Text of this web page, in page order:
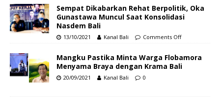
Sempat Dikabarkan Rehat Berpolitik, Oka
Gunastawa Muncul Saat Konsolidasi
Nasdem Bali
13/10/2021 Kanal Bali Comments Off
Mangku Pastika Minta Warga Flobamora
Menyama Braya dengan Krama Bali
20/09/2021 Kanal Bali 0